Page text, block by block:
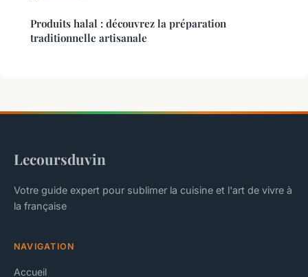
Produits halal : découvrez la préparation
traditionnelle artisanale
Lecoursduvin
Votre guide expert pour sublimer la cuisine et l'art de vivre à
la française
NAVIGATION
Accueil